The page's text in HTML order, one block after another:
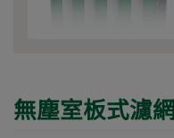
無塵室板式濾網